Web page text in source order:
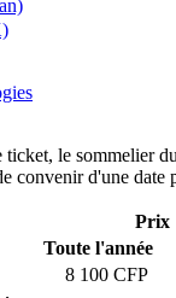
ticket, le sommelier
convenir d'une date
Prix
Toute l'année
8 100 CFP